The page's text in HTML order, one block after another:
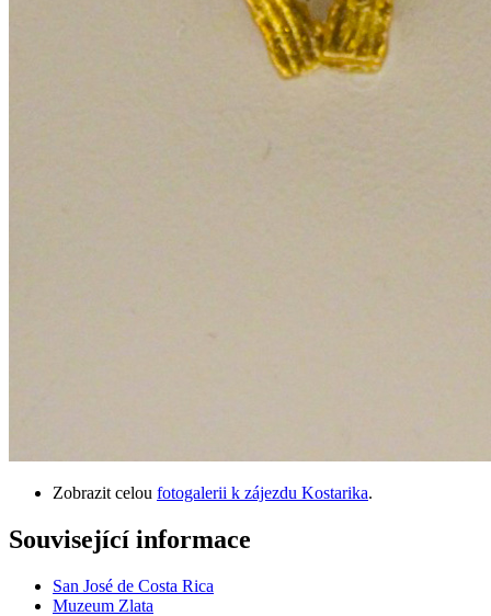
Zobrazit celou fotogalerii k zájezdu Kostarika.
Související informace
San José de Costa Rica
Muzeum Zlata